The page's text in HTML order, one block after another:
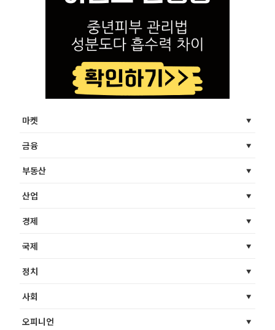
마켓
금융
부동산
산업
경제
국제
정치
사회
오피니언